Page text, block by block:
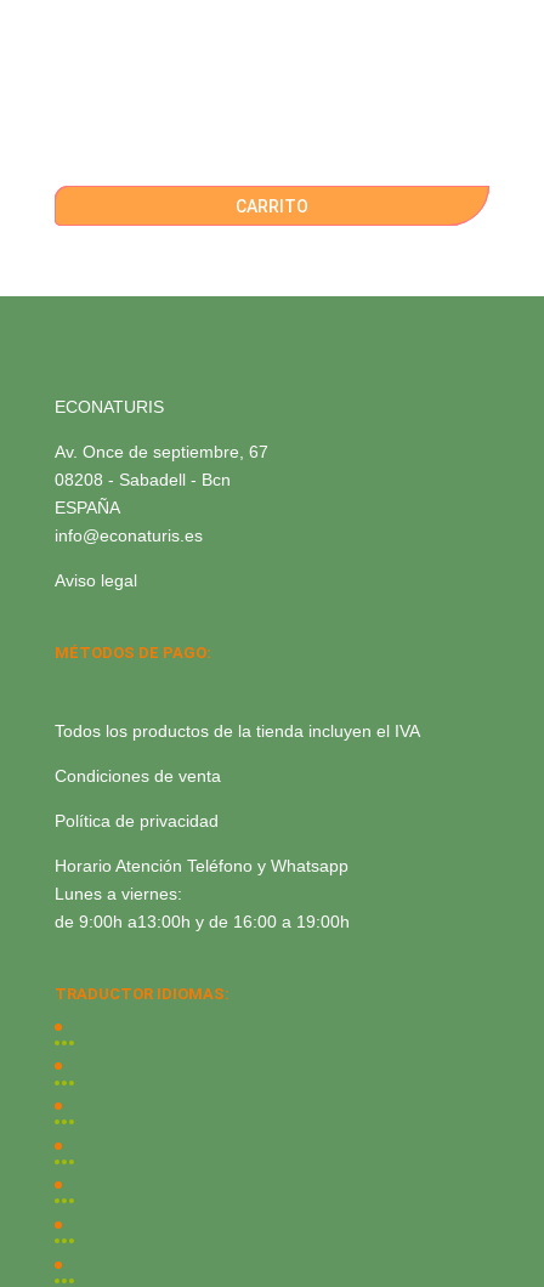
CARRITO
ECONATURIS
Av. Once de septiembre, 67
08208 - Sabadell - Bcn
ESPAÑA
info@econaturis.es
Aviso legal
MÉTODOS DE PAGO:
Todos los productos de la tienda incluyen el IVA
Condiciones de venta
Política de privacidad
Horario Atención Teléfono y Whatsapp
Lunes a viernes:
de 9:00h a13:00h y de 16:00 a 19:00h
TRADUCTOR IDIOMAS: